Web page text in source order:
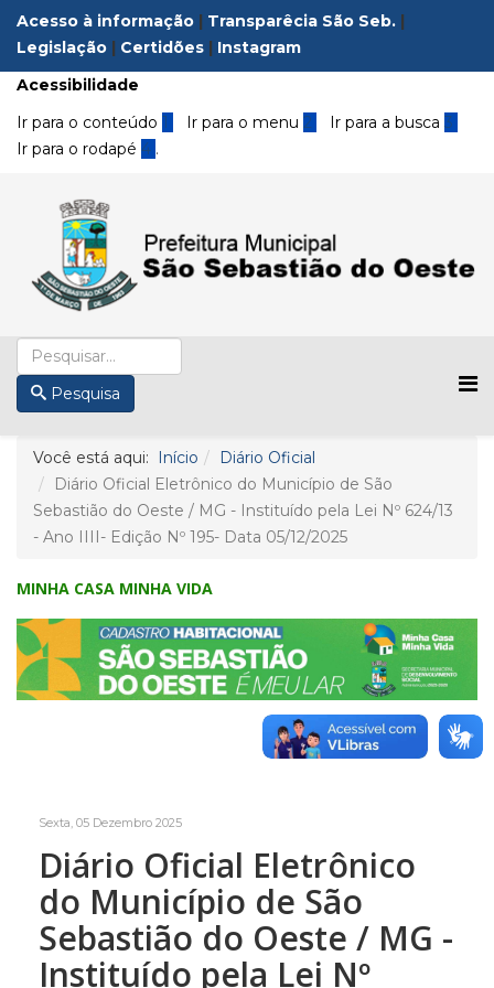
Acesso à informação | Transparêcia São Seb. |
Legislação | Certidões | Instagram
Acessibilidade
Ir para o conteúdo 1 Ir para o menu 2 Ir para a busca3
Ir para o rodapé 4 .
Pesquisa
Você está aqui: Início
Diário Oficial
Diário Oficial Eletrônico do Município de São
Sebastião do Oeste / MG - Instituído pela Lei Nº 624/13
- Ano IIII- Edição Nº 195- Data 05/12/2025
MINHA CASA MINHA VIDA
Sexta, 05 Dezembro 2025
Diário Oficial Eletrônico
do Município de São
Sebastião do Oeste / MG -
Instituído pela Lei Nº